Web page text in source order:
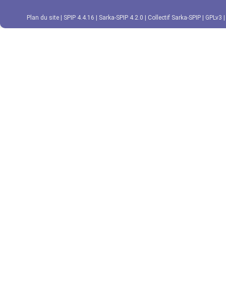
Plan du site SPIP 4.4.16 Sarka-SPIP 4.2.0 Collectif Sarka-SPIP GPLv3